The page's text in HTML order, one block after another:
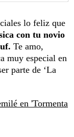
lo feliz que
con tu novio
Te amo,
muy especial en
parte de ‘La
en 'Tormenta